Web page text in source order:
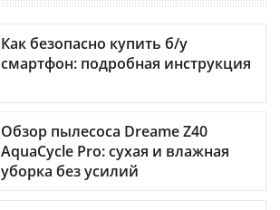
Как безопасно купить б/у
смартфон: подробная инструкция
Обзор пылесоса Dreame Z40
AquaCycle Pro: сухая и влажная
уборка без усилий